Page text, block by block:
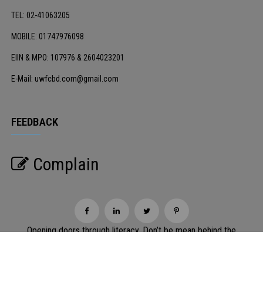
TEL: 02-41063205
MOBILE: 01747976098
EIIN & MPO: 107976 & 2604023201
E-Mail: uwfcbd.com@gmail.com
FEEDBACK
Complain
Opening doors through literacy. Don’t be mean behind the